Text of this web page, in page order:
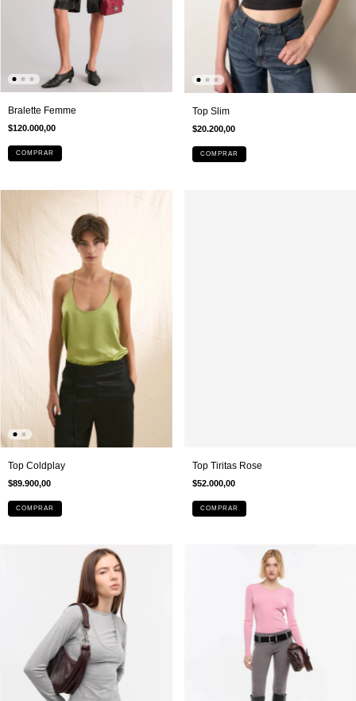
Bralette Femme
$120.000,00
COMPRAR
Top Slim
$20.200,00
COMPRAR
Top Coldplay
$89.900,00
COMPRAR
Top Tiritas Rose
$52.000,00
COMPRAR